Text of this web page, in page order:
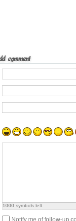
comment
1000 symbols left
Notify me of follow-up